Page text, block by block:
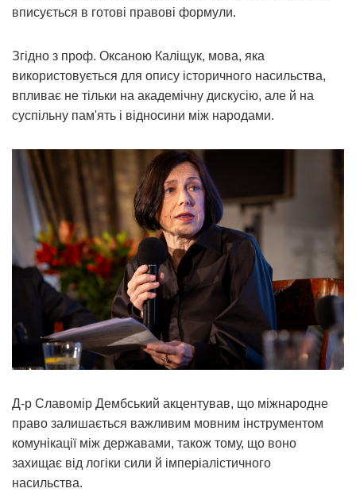
вписується в готові правові формули.
Згідно з проф. Оксаною Каліщук, мова, яка
використовується для опису історичного насильства,
впливає не тільки на академічну дискусію, але й на
суспільну пам'ять і відносини між народами.
Д-р Славомір Дембський акцентував, що міжнародне
право залишається важливим мовним інструментом
комунікації між державами, також тому, що воно
захищає від логіки сили й імперіалістичного
насильства.